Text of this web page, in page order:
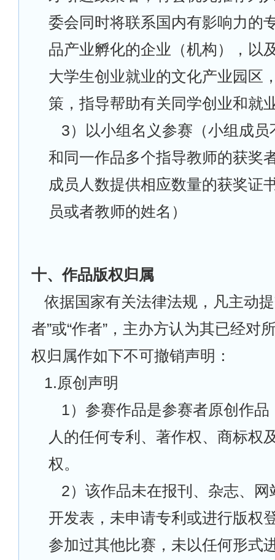
委会同时将联系国内有影响力的
品产业孵化的企业（机构），以
大学生创业就业的文化产业园区
策，指导帮助有关同学创业和就
3）以小组名义参赛（小组成
和同一作品多个指导教师的获奖
成员人数提供相应数量的获奖证
员或者教师的姓名）
十、作品版权归属
依据国家有关法律法规，凡主动
者”或“作者”，主办方认为其已经对
权归属作如下不可撤销声明：
1.原创声明
1）参赛作品是参赛者原创作
人的任何专利、著作权、商标权
权。
2）该作品未在报刊、杂志、
开发表，未申请专利或进行版权
参加过其他比赛，未以任何形式